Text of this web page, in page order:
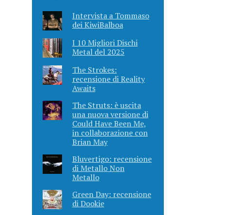
Intervista a Tommaso
dei KiwiBalboa
I 10 Migliori Dischi
Metal del 2025
The Strokes:
recensione di Reality
Awaits
The Struts: è uscita
una nuova versione di
Could Have Been Me,
in collaborazione con
Brian May
Bluvertigo: recensione
di Metallo Non
Metallo
Green Day: recensione
di Dookie